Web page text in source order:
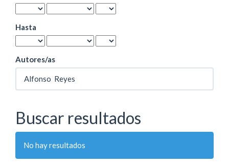
Hasta
Autores/as
Buscar resultados
No hay resultados